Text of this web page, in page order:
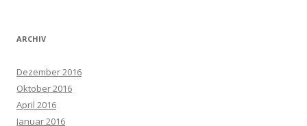
ARCHIV
Dezember 2016
Oktober 2016
April 2016
Januar 2016